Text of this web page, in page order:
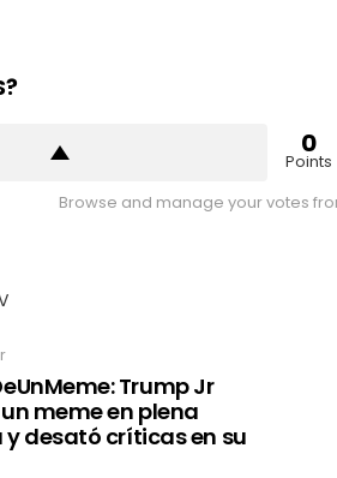
0
Points
Browse and manage your votes
Trump Jr
meme en plena
desató críticas en su